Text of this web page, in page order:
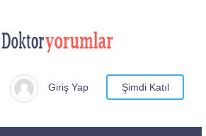
Giriş Yap Şimdi Katıl